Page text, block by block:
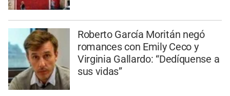
Roberto García Moritán negó
romances con Emily Ceco y
Virginia Gallardo: “Dedíquense a
sus vidas”